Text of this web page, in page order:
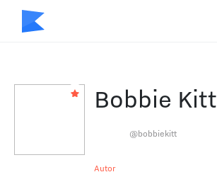
Bobbie Kitt
Autor
@bobbiekitt